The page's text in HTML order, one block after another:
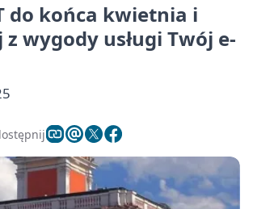
do końca kwietnia i
wygody usługi Twój e-